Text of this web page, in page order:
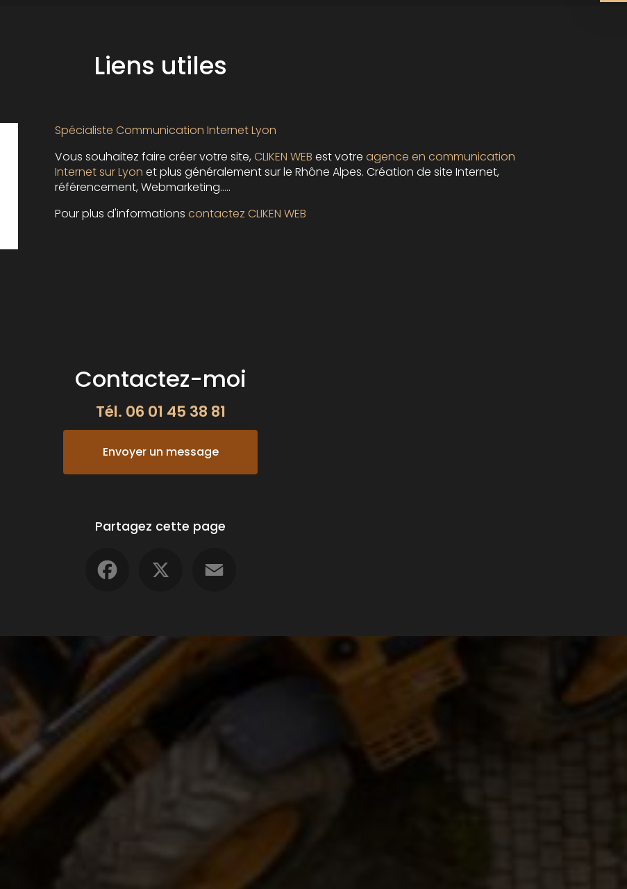
Liens utiles
Spécialiste Communication Internet Lyon
Vous souhaitez faire créer votre site,CLIKEN WEB est votreagence en communication
Internet sur Lyon et plus généralement sur le Rhône Alpes. Création de site Internet,
référencement, Webmarketing…..
Pour plus d'informationscontactez CLIKEN WEB
Contactez-moi
Tél. 06 01 45 38 81
Envoyer un message
Partagez cette page